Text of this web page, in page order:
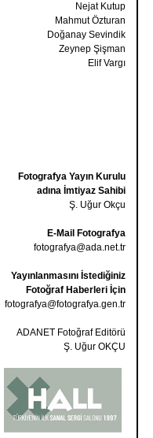
Nejat Kutup
Mahmut Özturan
Doğanay Sevindik
Zeynep Şişman
Elif Vargı
Fotografya Yayın Kurulu
adına İmtiyaz Sahibi
Ş. Uğur Okçu
E-Mail Fotografya
fotografya@ada.net.tr
Yayınlanmasını İstediğiniz
Fotoğraf Haberleri İçin
fotografya@fotografya.gen.tr
ADANET Fotoğraf Editörü
Ş. Uğur OKÇU